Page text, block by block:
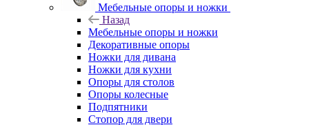
Мебельные опоры и ножки
Назад
Мебельные опоры и ножки
Декоративные опоры
Ножки для дивана
Ножки для кухни
Опоры для столов
Опоры колесные
Подпятники
Стопор для двери